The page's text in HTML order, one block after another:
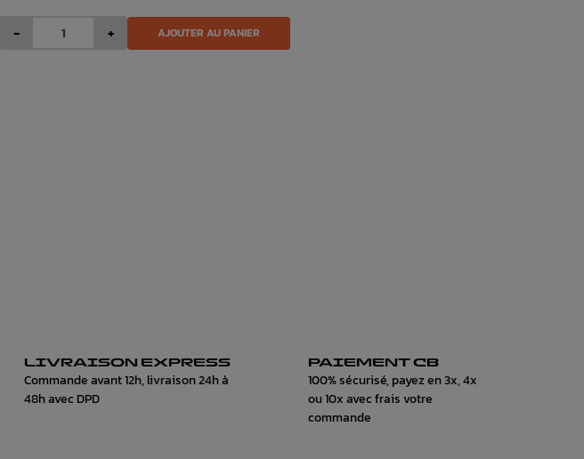
- + AJOUTER AU PANIER
LIVRAISON EXPRESS
Commande avant 12h, livraison 24h à
48h avec DPD
PAIEMENT CB
100% sécurisé, payez en 3x, 4x
ou 10x avec frais votre
commande